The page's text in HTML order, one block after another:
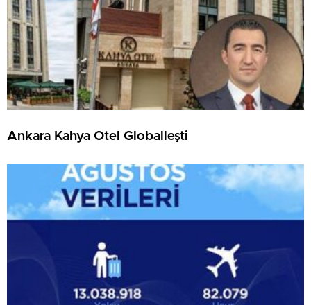
Ankara Kahya Otel Globalleşti